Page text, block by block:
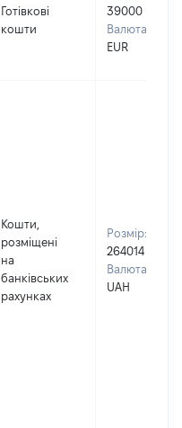
Готівкові
кошти
39000
Валюта:
EUR
Кошти,
розміщені
на
банківських
рахунках
Розмір:
264014
Валюта:
UAH